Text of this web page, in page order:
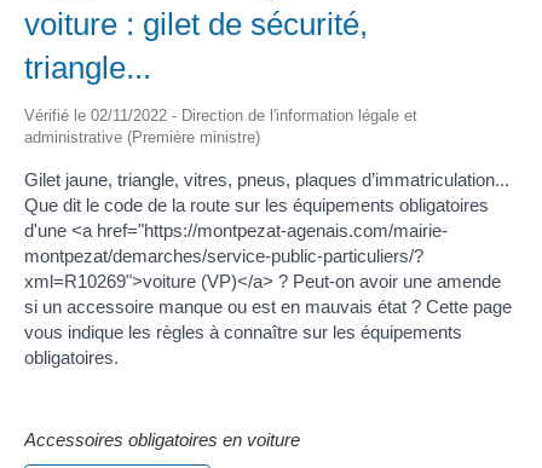
voiture : gilet de sécurité,
triangle...
Vérifié le 02/11/2022 - Direction de l'information légale et
administrative (Première ministre)
Gilet jaune, triangle, vitres, pneus, plaques d’immatriculation...
Que dit le code de la route sur les équipements obligatoires
d'une <a href="https://montpezat-agenais.com/mairie-
montpezat/demarches/service-public-particuliers/?
xml=R10269">voiture (VP)</a> ? Peut-on avoir une amende
si un accessoire manque ou est en mauvais état ? Cette page
vous indique les règles à connaître sur les équipements
obligatoires.
Accessoires obligatoires en voiture